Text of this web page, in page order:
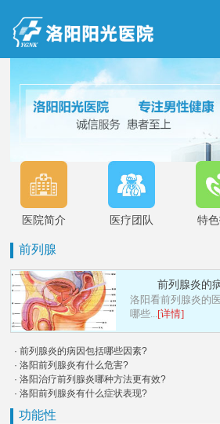
医院简介 医疗团队 特
前列腺
前列腺炎的
洛阳看前列腺炎的
哪些...[详情]
· 前列腺炎的病因包括哪些因素?
· 洛阳前列腺炎有什么危害?
· 洛阳治疗前列腺炎哪种方法更有效?
· 洛阳前列腺炎有什么症状表现?
功能性